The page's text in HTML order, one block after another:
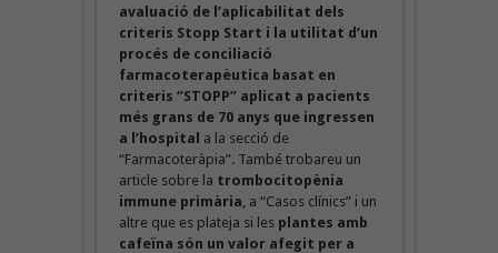
avaluació de l’aplicabilitat dels
criteris Stopp Start i la utilitat d’un
procés de conciliació
farmacoterapèutica basat en
criteris “STOPP” aplicat a pacients
més grans de 70 anys que ingressen
a l’hospital a la secció de
“Farmacoteràpia”. També trobareu un
article sobre la trombocitopènia
immune primària , a “Casos clínics” i un
altre que es plateja si lesplantes amb
cafeïna són un valor afegit per a